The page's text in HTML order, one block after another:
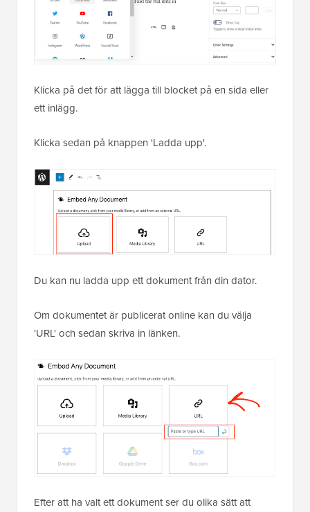
Klicka på det för att lägga till blocket på en sida eller
ett inlägg.
Klicka sedan på knappen 'Ladda upp'.
Du kan nu ladda upp ett dokument från din dator.
Om dokumentet är publicerat online kan du välja
'URL' och sedan skriva in länken.
Efter att ha valt ett dokument ser du olika sätt att